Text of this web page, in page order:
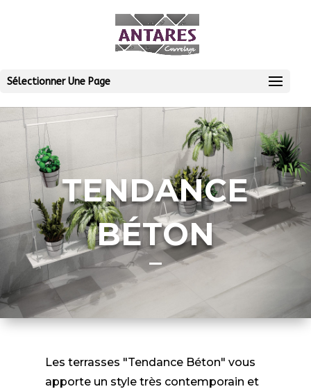
Sélectionner Une Page
TENDANCE
BÉTON
Les terrasses "Tendance Béton" vous
apporte un style très contemporain et